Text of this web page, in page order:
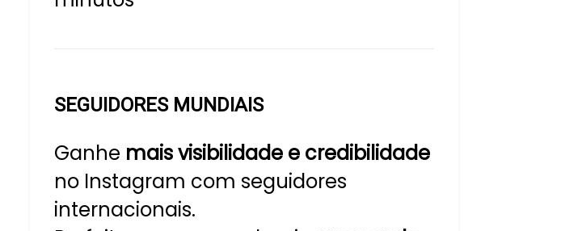
SEGUIDORES MUNDIAIS
Ganhe mais visibilidade e credibilidade
no Instagram com seguidores
internacionais.